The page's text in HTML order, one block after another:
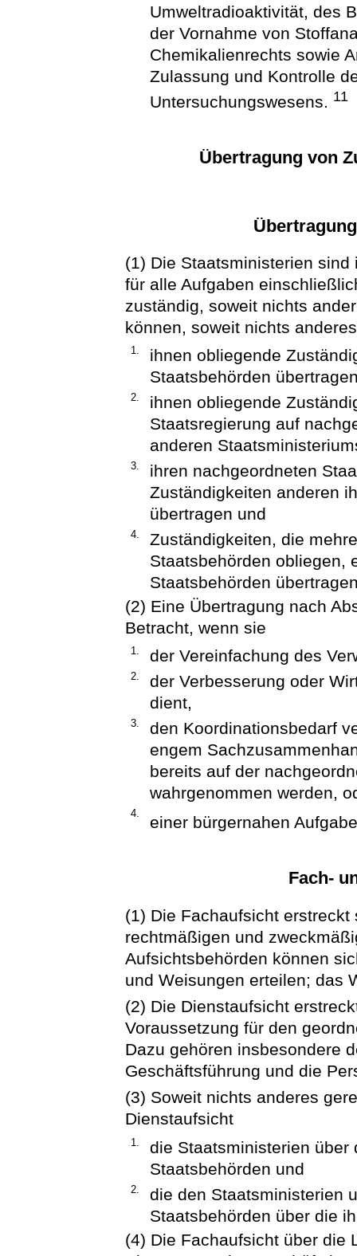
Umweltradioaktivität, des
der Vornahme von
Chemikalienrechts sowie
Zulassung und Kontrolle
Untersuchungswesens. 11
Übertragung von
(1) Die Staatsministerien
für alle Aufgaben
zuständig, soweit nichts
können, soweit nichts
1.
ihnen obliegende
Staatsbehörden
2.
ihnen obliegende
Staatsregierung auf
anderen
3.
ihren nachgeordneten
Zuständigkeiten anderen
übertragen und
4.
Zuständigkeiten, die
Staatsbehörden obliegen,
Staatsbehörden
(2) Eine Übertragung nach
Betracht, wenn sie
1. der Vereinfachung des
2.
der Verbesserung oder
dient,
3.
den Koordinationsbedarf
engem
bereits auf der
wahrgenommen werden,
4. einer bürgernahen
Fach-
(1) Die Fachaufsicht
rechtmäßigen und
Aufsichtsbehörden können
und Weisungen erteilen; das
(2) Die Dienstaufsicht
Voraussetzung für den
Dazu gehören insbesondere
Geschäftsführung und die
(3) Soweit nichts anderes
Dienstaufsicht
1.
die Staatsministerien über
Staatsbehörden und
2.
die den Staatsministerien
Staatsbehörden über die
(4) Die Fachaufsicht über die